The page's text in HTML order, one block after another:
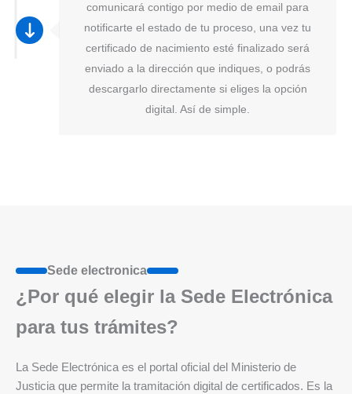
comunicará contigo por medio de email para
notificarte el estado de tu proceso, una vez tu
certificado de nacimiento esté finalizado será
enviado a la dirección que indiques, o podrás
descargarlo directamente si eliges la opción
digital. Así de simple.
Sede electronica
¿Por qué elegir la Sede Electrónica
para tus trámites?
La Sede Electrónica es el portal oficial del Ministerio de
Justicia que permite la tramitación digital de certificados. Es la